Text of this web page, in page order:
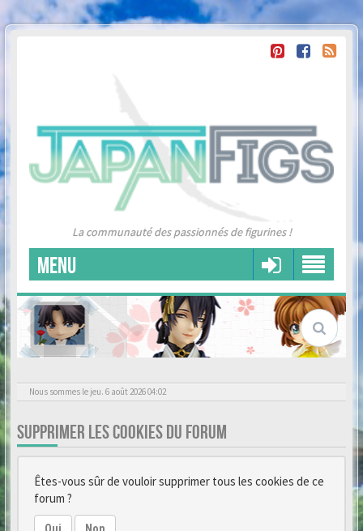
La communauté des passionnés de figurines !
MENU
Nous sommes le jeu. 6 août 2026 04:02
SUPPRIMER LES COOKIES DU FORUM
Êtes-vous sûr de vouloir supprimer tous les cookies de ce
forum ?